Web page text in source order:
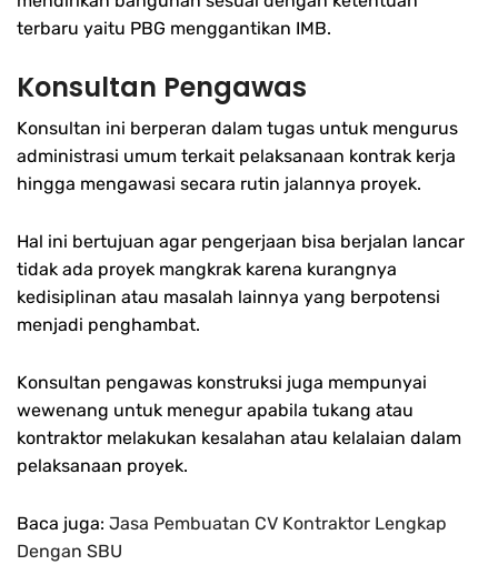
terbaru yaitu PBG menggantikan IMB.
Konsultan Pengawas
Konsultan ini berperan dalam tugas untuk mengurus
administrasi umum terkait pelaksanaan kontrak kerja
hingga mengawasi secara rutin jalannya proyek.
Hal ini bertujuan agar pengerjaan bisa berjalan lancar
tidak ada proyek mangkrak karena kurangnya
kedisiplinan atau masalah lainnya yang berpotensi
menjadi penghambat.
Konsultan pengawas konstruksi juga mempunyai
wewenang untuk menegur apabila tukang atau
kontraktor melakukan kesalahan atau kelalaian dalam
pelaksanaan proyek.
Baca juga: Jasa Pembuatan CV Kontraktor Lengkap
Dengan SBU